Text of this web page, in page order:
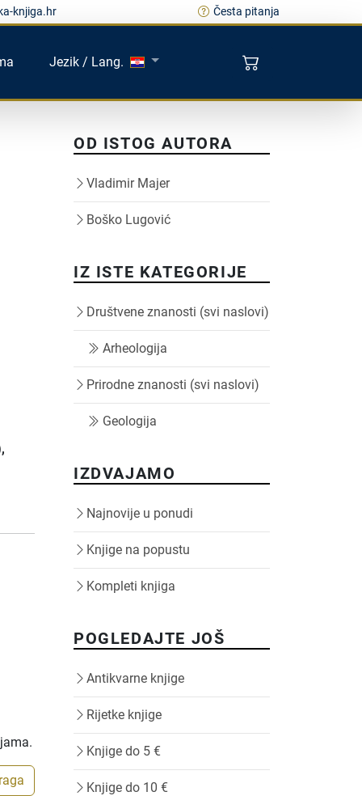
knjiga.hr Česta pitanja
Jezik / Lang.
,
OD ISTOG AUTORA
Vladimir Majer
Boško Lugović
IZ ISTE KATEGORIJE
Društvene znanosti (svi naslovi)
Arheologija
Prirodne znanosti (svi naslovi)
Geologija
IZDVAJAMO
Najnovije u ponudi
Knjige na popustu
Kompleti knjiga
POGLEDAJTE JOŠ
Antikvarne knjige
Rijetke knjige
Knjige do 5 €
Knjige do 10 €